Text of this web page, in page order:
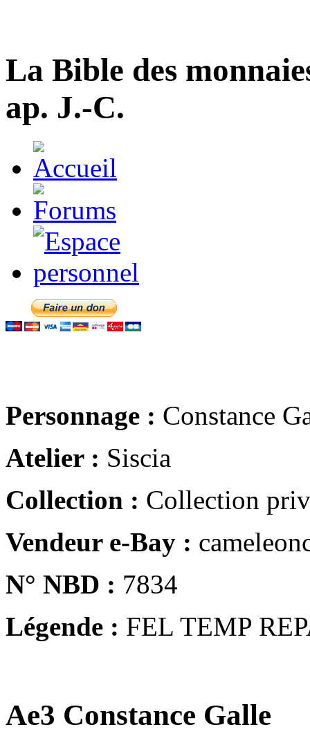
La Bible des
ap. J.-C.
Personnage : Constance
Atelier : Siscia
Collection : Collection
Vendeur e-Bay :
N° NBD : 7834
Légende : FEL TEMP
Ae3 Constance Galle